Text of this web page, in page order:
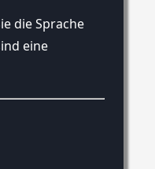
die Sprache
eine